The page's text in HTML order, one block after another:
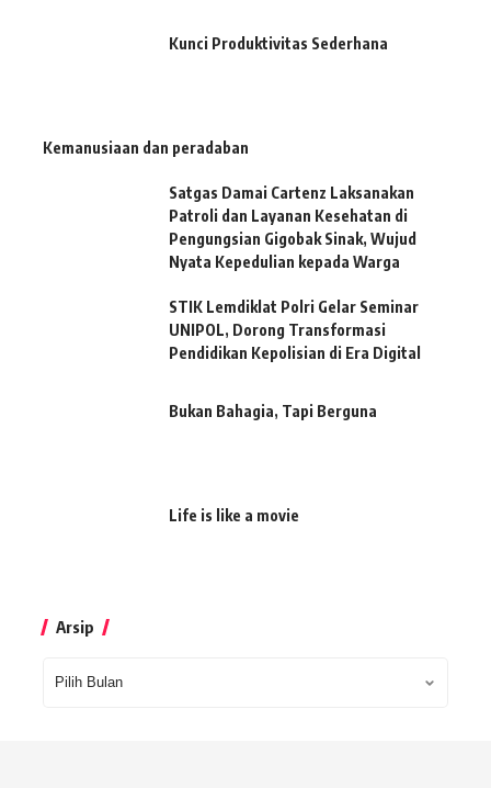
Kunci Produktivitas Sederhana
Kemanusiaan dan peradaban
Satgas Damai Cartenz Laksanakan
Patroli dan Layanan Kesehatan di
Pengungsian Gigobak Sinak, Wujud
Nyata Kepedulian kepada Warga
STIK Lemdiklat Polri Gelar Seminar
UNIPOL, Dorong Transformasi
Pendidikan Kepolisian di Era Digital
Bukan Bahagia, Tapi Berguna
Life is like a movie
Arsip